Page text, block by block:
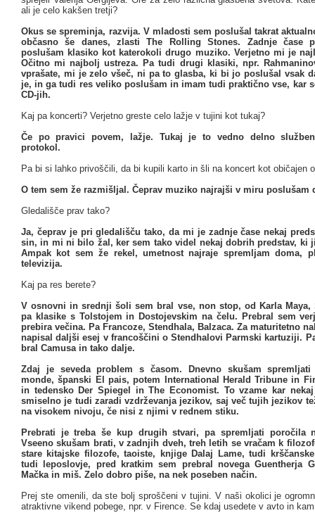
ali je celo kakšen tretji?
Okus se spreminja, razvija. V mladosti sem poslušal takrat
občasno še danes, zlasti The Rolling Stones. Zadnje čase
poslušam klasiko kot katerokoli drugo muziko. Verjetno mi je
Očitno mi najbolj ustreza. Pa tudi drugi klasiki, npr.
vprašate, mi je zelo všeč, ni pa to glasba, ki bi jo poslušal vsak
je, in ga tudi res veliko poslušam in imam tudi praktično vse, kar
CD-jih.
Kaj pa koncerti? Verjetno greste celo lažje v tujini kot tukaj?
Če po pravici povem, lažje. Tukaj je to vedno delno
protokol.
Pa bi si lahko privoščili, da bi kupili karto in šli na koncert kot običajen
O tem sem že razmišljal. Čeprav muziko najrajši v miru poslušam
Gledališče prav tako?
Ja, čeprav je pri gledališču tako, da mi je zadnje čase nekaj
sin, in mi ni bilo žal, ker sem tako videl nekaj dobrih predstav, ki
Ampak kot sem že rekel, umetnost najraje spremljam doma,
televizija.
Kaj pa res berete?
V osnovni in srednji šoli sem bral vse, non stop, od Karla Maya,
pa klasike s Tolstojem in Dostojevskim na čelu. Prebral sem
prebira večina. Pa Francoze, Stendhala, Balzaca. Za maturitetno
napisal daljši esej v francoščini o Stendhalovi Parmski kartuziji.
bral Camusa in tako dalje.
Zdaj je seveda problem s časom. Dnevno skušam
monde, španski El pais, potem International Herald Tribune in
in tedensko Der Spiegel in The Economist. To vzame kar
smiselno je tudi zaradi vzdrževanja jezikov, saj več tujih jezikov
na visokem nivoju, če nisi z njimi v rednem stiku.
Prebrati je treba še kup drugih stvari, pa spremljati poročila
Vseeno skušam brati, v zadnjih dveh, treh letih se vračam k
stare kitajske filozofe, taoiste, knjige Dalaj Lame, tudi
tudi leposlovje, pred kratkim sem prebral novega Guentherja
Mačka in miš. Zelo dobro piše, na nek poseben način.
Prej ste omenili, da ste bolj sproščeni v tujini. V naši okolici je
atraktivne vikend pobege, npr. v Firence. Se kdaj usedete v avto in